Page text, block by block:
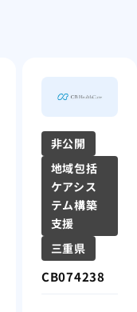
非公開
地域包括
ケアシス
テム構築
支援
三重県
CB074238